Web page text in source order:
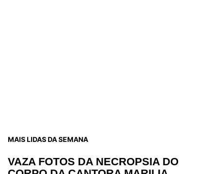
MAIS LIDAS DA SEMANA
VAZA FOTOS DA NECROPSIA DO